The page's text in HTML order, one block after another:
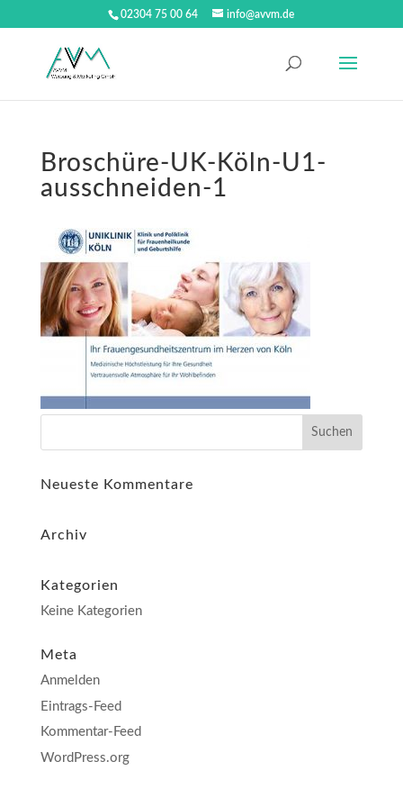
02304 75 00 64 info@avvm.de
Broschüre-UK-Köln-U1-
ausschneiden-1
Neueste Kommentare
Archiv
Kategorien
Keine Kategorien
Meta
Anmelden
Eintrags-Feed
Kommentar-Feed
WordPress.org